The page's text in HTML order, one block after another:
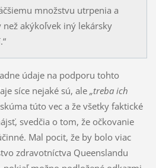
množstvu utrpenia a
akýkoľvek iný lekársky
údaje na podporu tohto
síce nejaké sú, ale „treba ich
túto vec a že všetky faktické
svedčia o tom, že očkovanie
Mal pocit, že by bolo viac
zdravotníctva Queenslandu